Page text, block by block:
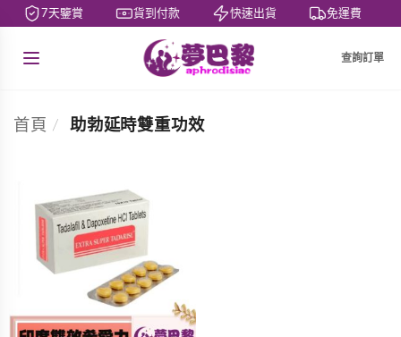
7天鑒賞 貨到付款 快速出貨 免運費
查詢訂單
首頁 / 助勃延時雙重功效